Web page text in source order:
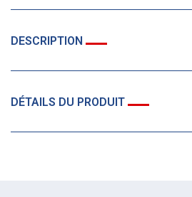
DESCRIPTION
DÉTAILS DU PRODUIT